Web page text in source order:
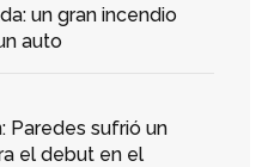
un gran incendio
auto
Paredes sufrió un
el debut en el